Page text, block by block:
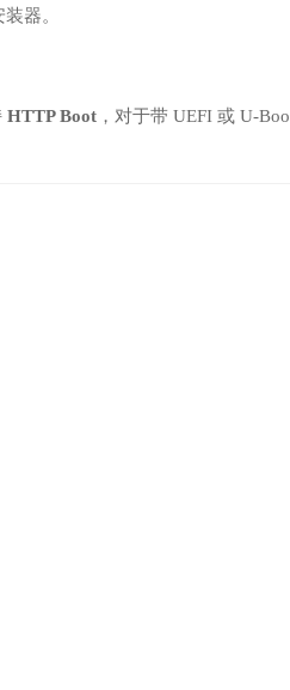
器。
HTTP Boot ，对于带 UEFI 或 U-